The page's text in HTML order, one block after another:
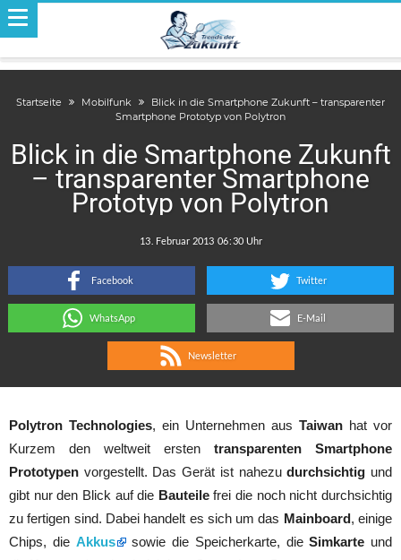
Startseite Mobilfunk
Blick in die Smartphone Zukunft – transparenter
Smartphone Prototyp von Polytron
Blick in die Smartphone Zukunft
– transparenter Smartphone
Prototyp von Polytron
:
Facebook Twitter
WhatsApp E-Mail
Newsletter
Polytron Technologies, ein Unternehmen aus Taiwan hat vor
Kurzem den weltweit ersten transparenten Smartphone
Prototypen vorgestellt. Das Gerät ist nahezudurchsichtig und
gibt nur den Blick auf die Bauteilefrei die noch nicht durchsichtig
zu fertigen sind. Dabei handelt es sich um das Mainboard, einige
Chips, die Akkus sowie die Speicherkarte, dieSimkarte und